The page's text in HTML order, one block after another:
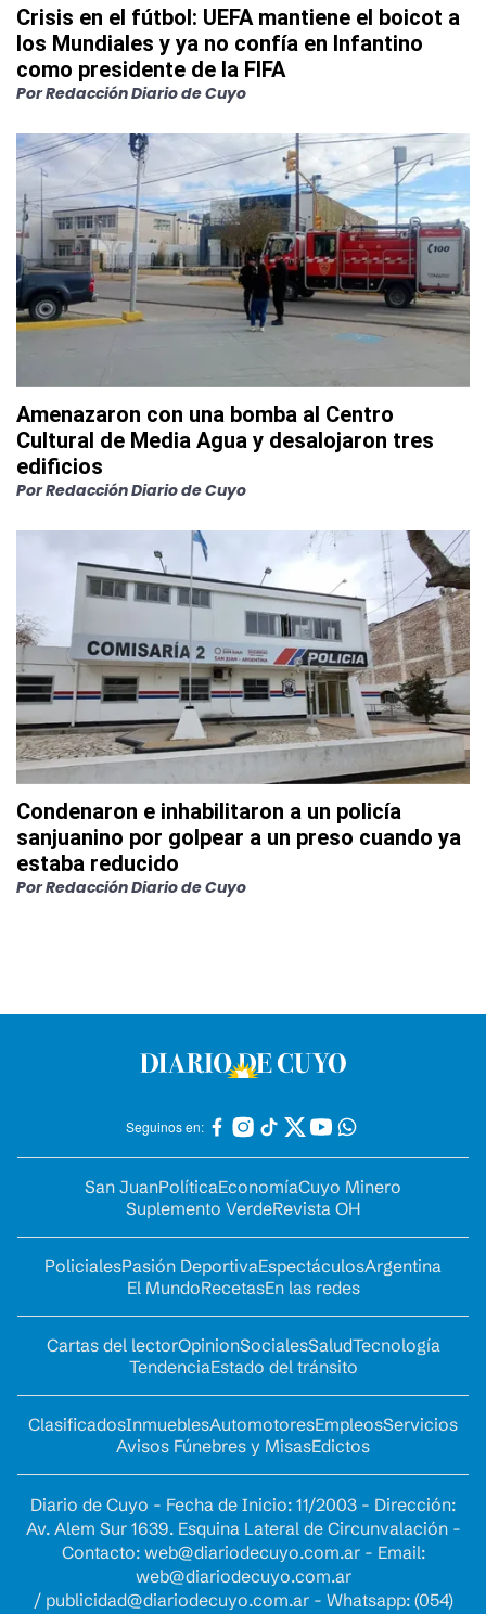
Crisis en el fútbol: UEFA mantiene el boicot a
los Mundiales y ya no confía en Infantino
como presidente de la FIFA
PorRedacción Diario de Cuyo
Amenazaron con una bomba al Centro
Cultural de Media Agua y desalojaron tres
edificios
PorRedacción Diario de Cuyo
Condenaron e inhabilitaron a un policía
sanjuanino por golpear a un preso cuando ya
estaba reducido
PorRedacción Diario de Cuyo
Seguinos en:
San JuanPolíticaEconomíaCuyo Minero
Suplemento VerdeRevista OH
PolicialesPasión DeportivaEspectáculosArgentina
El MundoRecetasEn las redes
Cartas del lectorOpinionSocialesSaludTecnología
TendenciaEstado del tránsito
ClasificadosInmueblesAutomotoresEmpleosServicios
Avisos Fúnebres y MisasEdictos
Diario de Cuyo - Fecha de Inicio: 11/2003 - Dirección:
Av. Alem Sur 1639. Esquina Lateral de Circunvalación -
Contacto: web@diariodecuyo.com.ar- Email:
web@diariodecuyo.com.ar
/ publicidad@diariodecuyo.com.ar- Whatsapp: (054)